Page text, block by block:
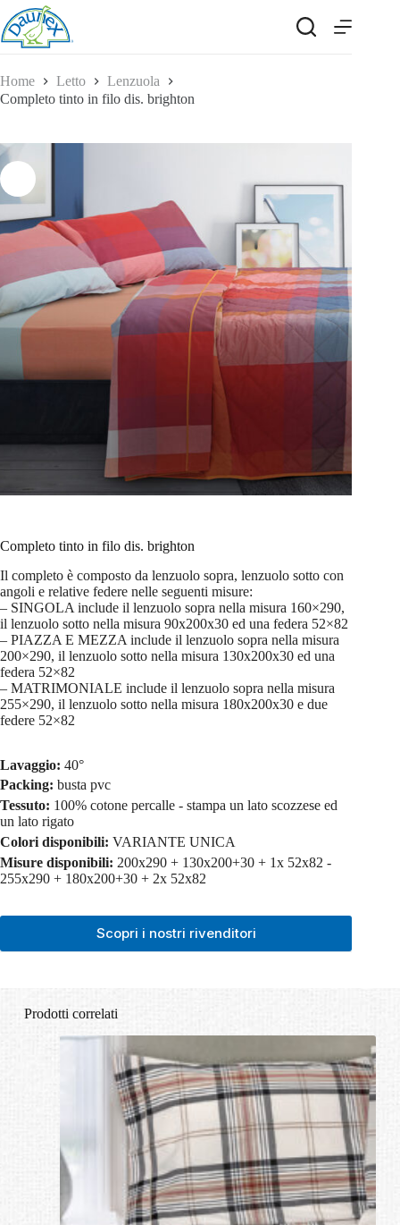
Salta
al
contenuto
Home Letto
Lenzuola
Completo tinto in filo dis. brighton
Completo tinto in filo dis. brighton
Il completo è composto da lenzuolo sopra, lenzuolo sotto con
angoli e relative federe nelle seguenti misure:
– SINGOLA include il lenzuolo sopra nella misura 160×290,
il lenzuolo sotto nella misura 90x200x30 ed una federa 52×82
– PIAZZA E MEZZA include il lenzuolo sopra nella misura
200×290, il lenzuolo sotto nella misura 130x200x30 ed una
federa 52×82
– MATRIMONIALE include il lenzuolo sopra nella misura
255×290, il lenzuolo sotto nella misura 180x200x30 e due
federe 52×82
Lavaggio: 40°
Packing: busta pvc
Tessuto: 100% cotone percalle - stampa un lato scozzese ed
un lato rigato
Colori disponibili: VARIANTE UNICA
Misure disponibili: 200x290 + 130x200+30 + 1x 52x82 -
255x290 + 180x200+30 + 2x 52x82
Scopri i nostri rivenditori
Prodotti correlati